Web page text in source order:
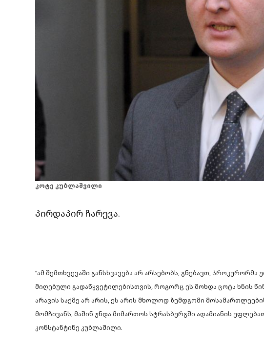
კოტე კუბლაშვილი
პირდაპირ ჩარევა.
“ამ შემთხვევაში განსხვავება არ არსებობს, გნებავთ,
მიღებული გადაწყვეტილებისთვის, როგორც ეს მოხდა ცოტა ხნის
არავის საქმე არ არის, ეს არის მხოლოდ ზემდგომი
მომჩივანს, მაშინ უნდა მიმართოს სტრასბურგში ადამიანის
კონსტანტინე კუბლაშილი.